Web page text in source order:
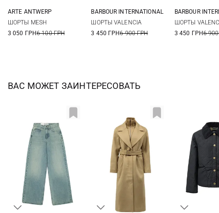
ARTE ANTWERP
ШОРТЫ MESH
3 050 ГРН6 100 ГРН
BARBOUR INTERNATIONAL
ШОРТЫ VALENCIA
3 450 ГРН6 900 ГРН
BARBOUR
ШОРТЫ
3 450 ГРН6
ВАС МОЖЕТ ЗАИНТЕРЕСОВАТЬ